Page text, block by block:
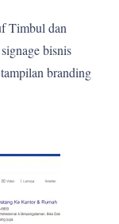
Timbul dan
bisnis
branding